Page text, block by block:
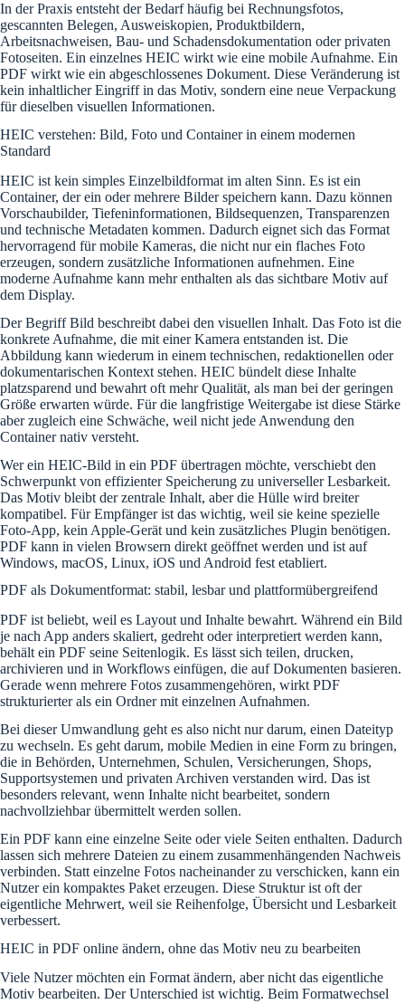
In der Praxis entsteht der Bedarf häufig bei Rechnungsfotos,
gescannten Belegen, Ausweiskopien, Produktbildern,
Arbeitsnachweisen, Bau- und Schadensdokumentation oder privaten
Fotoseiten. Ein einzelnes HEIC wirkt wie eine mobile Aufnahme. Ein
PDF wirkt wie ein abgeschlossenes Dokument. Diese Veränderung ist
kein inhaltlicher Eingriff in das Motiv, sondern eine neue Verpackung
für dieselben visuellen Informationen.
HEIC verstehen: Bild, Foto und Container in einem modernen
Standard
HEIC ist kein simples Einzelbildformat im alten Sinn. Es ist ein
Container, der ein oder mehrere Bilder speichern kann. Dazu können
Vorschaubilder, Tiefeninformationen, Bildsequenzen, Transparenzen
und technische Metadaten kommen. Dadurch eignet sich das Format
hervorragend für mobile Kameras, die nicht nur ein flaches Foto
erzeugen, sondern zusätzliche Informationen aufnehmen. Eine
moderne Aufnahme kann mehr enthalten als das sichtbare Motiv auf
dem Display.
Der Begriff Bild beschreibt dabei den visuellen Inhalt. Das Foto ist die
konkrete Aufnahme, die mit einer Kamera entstanden ist. Die
Abbildung kann wiederum in einem technischen, redaktionellen oder
dokumentarischen Kontext stehen. HEIC bündelt diese Inhalte
platzsparend und bewahrt oft mehr Qualität, als man bei der geringen
Größe erwarten würde. Für die langfristige Weitergabe ist diese Stärke
aber zugleich eine Schwäche, weil nicht jede Anwendung den
Container nativ versteht.
Wer ein HEIC-Bild in ein PDF übertragen möchte, verschiebt den
Schwerpunkt von effizienter Speicherung zu universeller Lesbarkeit.
Das Motiv bleibt der zentrale Inhalt, aber die Hülle wird breiter
kompatibel. Für Empfänger ist das wichtig, weil sie keine spezielle
Foto-App, kein Apple-Gerät und kein zusätzliches Plugin benötigen.
PDF kann in vielen Browsern direkt geöffnet werden und ist auf
Windows, macOS, Linux, iOS und Android fest etabliert.
PDF als Dokumentformat: stabil, lesbar und plattformübergreifend
PDF ist beliebt, weil es Layout und Inhalte bewahrt. Während ein Bild
je nach App anders skaliert, gedreht oder interpretiert werden kann,
behält ein PDF seine Seitenlogik. Es lässt sich teilen, drucken,
archivieren und in Workflows einfügen, die auf Dokumenten basieren.
Gerade wenn mehrere Fotos zusammengehören, wirkt PDF
strukturierter als ein Ordner mit einzelnen Aufnahmen.
Bei dieser Umwandlung geht es also nicht nur darum, einen Dateityp
zu wechseln. Es geht darum, mobile Medien in eine Form zu bringen,
die in Behörden, Unternehmen, Schulen, Versicherungen, Shops,
Supportsystemen und privaten Archiven verstanden wird. Das ist
besonders relevant, wenn Inhalte nicht bearbeitet, sondern
nachvollziehbar übermittelt werden sollen.
Ein PDF kann eine einzelne Seite oder viele Seiten enthalten. Dadurch
lassen sich mehrere Dateien zu einem zusammenhängenden Nachweis
verbinden. Statt einzelne Fotos nacheinander zu verschicken, kann ein
Nutzer ein kompaktes Paket erzeugen. Diese Struktur ist oft der
eigentliche Mehrwert, weil sie Reihenfolge, Übersicht und Lesbarkeit
verbessert.
HEIC in PDF online ändern, ohne das Motiv neu zu bearbeiten
Viele Nutzer möchten ein Format ändern, aber nicht das eigentliche
Motiv bearbeiten. Der Unterschied ist wichtig. Beim Formatwechsel